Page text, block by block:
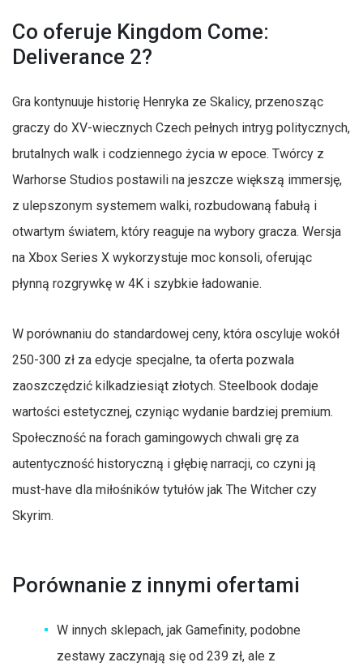
Co oferuje Kingdom Come:
Deliverance 2?
Gra kontynuuje historię Henryka ze Skalicy, przenosząc
graczy do XV-wiecznych Czech pełnych intryg politycznych,
brutalnych walk i codziennego życia w epoce. Twórcy z
Warhorse Studios postawili na jeszcze większą immersję,
z ulepszonym systemem walki, rozbudowaną fabułą i
otwartym światem, który reaguje na wybory gracza. Wersja
na Xbox Series X wykorzystuje moc konsoli, oferując
płynną rozgrywkę w 4K i szybkie ładowanie.
W porównaniu do standardowej ceny, która oscyluje wokół
250-300 zł za edycje specjalne, ta oferta pozwala
zaoszczędzić kilkadziesiąt złotych. Steelbook dodaje
wartości estetycznej, czyniąc wydanie bardziej premium.
Społeczność na forach gamingowych chwali grę za
autentyczność historyczną i głębię narracji, co czyni ją
must-have dla miłośników tytułów jak The Witcher czy
Skyrim.
Porównanie z innymi ofertami
W innych sklepach, jak Gamefinity, podobne
zestawy zaczynają się od 239 zł, ale z